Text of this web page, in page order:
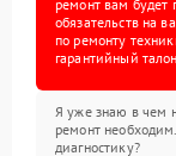
ремонт вам будет
обязательств на
по ремонту
гарантийный
Я уже знаю в чем
ремонт
диагностику?